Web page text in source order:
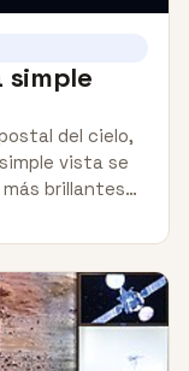
simple
del cielo,
vista se
brillantes…